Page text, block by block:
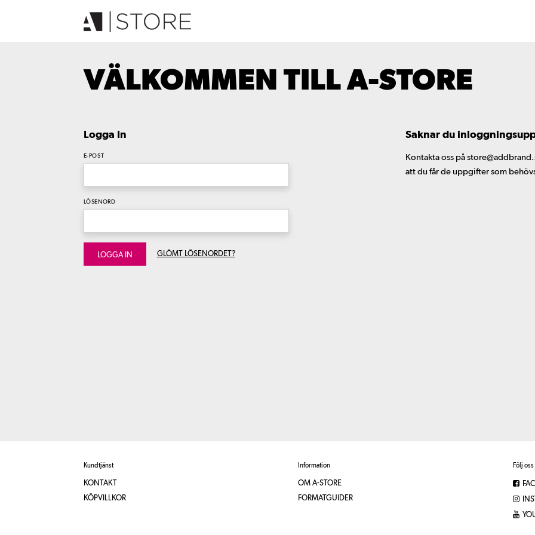
VÄLKOMMEN TILL A-STORE
Logga In
E-POST
LÖSENORD
LOGGA IN GLÖMT LÖSENORDET?
Saknar du
Kontakta oss på
att du får de uppgifter som
Kundtjänst
KONTAKT
KÖPVILLKOR
Information
OM A-STORE
FORMATGUIDER
Följ oss